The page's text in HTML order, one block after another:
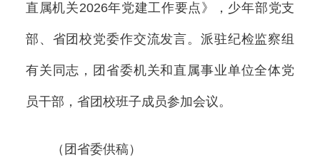
直属机关2026年党建工作要点》，少年部党支
部、省团校党委作交流发言。派驻纪检监察组
有关同志，团省委机关和直属事业单位全体党
员干部，省团校班子成员参加会议。
（团省委供稿）